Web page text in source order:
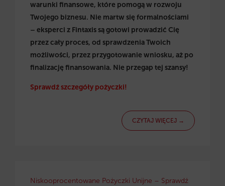
warunki finansowe, które pomogą w rozwoju
Twojego biznesu. Nie martw się formalnościami
– eksperci z Fintaxis są gotowi prowadzić Cię
przez cały proces, od sprawdzenia Twoich
możliwości, przez przygotowanie wniosku, aż po
finalizację finansowania. Nie przegap tej szansy!
Sprawdź szczegóły pożyczki!
CZYTAJ WIĘCEJ →
Niskooprocentowane Pożyczki Unijne – Sprawdź